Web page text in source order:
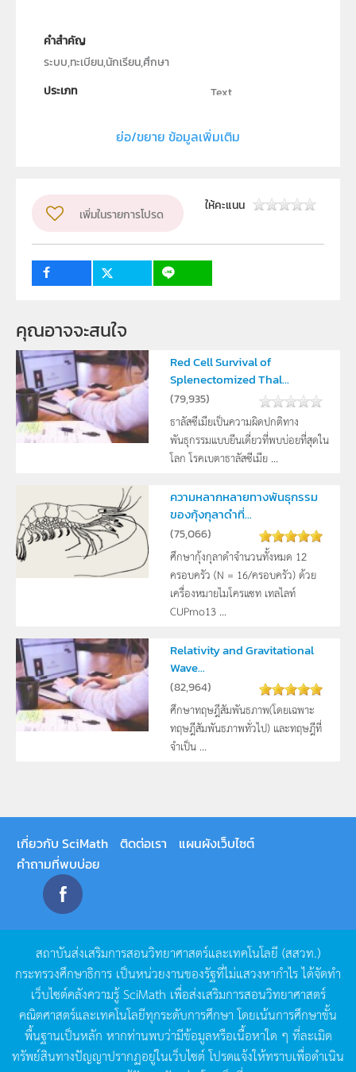
คำสำคัญ
ระบบ,ทะเบียน,นักเรียน,ศึกษา
ประเภท
Text
สาขาวิชาวิทยาการคอมพิวเตอร์ คณะวิทยาศาสตร์และ
ประภาศรี แสงอนุศาสน์
ระดับชั้น
ม.4, ม.5, ม.6
กลุ่มเป้าหมาย
ย่อ/ขยาย ข้อมูลเพิ่มเติม
เพิ่มในรายการโปรด
ให้คะแนน
คุณอาจจะสนใจ
Red Cell Survival of
Splenectomized Thal...
(79,935)
ธาลัสซีเมียเป็นความผิดปกติทาง
พันธุกรรมแบบยีนเดี่ยวที่พบบ่อยที่สุดใน
โลก โรคเบตาธาลัสซีเมีย ...
ความหลากหลายทางพันธุกรรม
ของกุ้งกุลาดำที่...
(75,066)
ศึกษากุ้งกุลาดำจำนวนทั้งหมด 12
ครอบครัว (N = 16/ครอบครัว) ด้วย
เครื่องหมายไมโครแซท เทลไลท์
CUPmo13 ...
Relativity and Gravitational
Wave...
(82,964)
ศึกษาทฤษฎีสัมพันธภาพ(โดยเฉพาะ
ทฤษฎีสัมพันธภาพทั่วไป) และทฤษฎีที่
จำเป็น ...
เกี่ยวกับ SciMath ติดต่อเรา
แผนผังเว็บไซต์
คำถามที่พบบ่อย
สถาบันส่งเสริมการสอนวิทยาศาสตร์และเทคโนโลยี (สสวท.)
กระทรวงศึกษาธิการ เป็นหน่วยงานของรัฐที่ไม่แสวงหากำไรได้จัดทำ
เว็บไซต์คลังความรู้SciMath เพื่อส่งเสริมการสอนวิทยาศาสตร์
คณิตศาสตร์และเทคโนโลยีทุกระดับการศึกษา โดยเน้นการศึกษาขั้น
พื้นฐานเป็นหลัก หากท่านพบว่ามีข้อมูลหรือเนื้อหาใด ๆ ที่ละเมิด
ทรัพย์สินทางปัญญาปรากฏอยู่ในเว็บไซต์โปรดแจ้งให้ทราบเพื่อดำเนิน